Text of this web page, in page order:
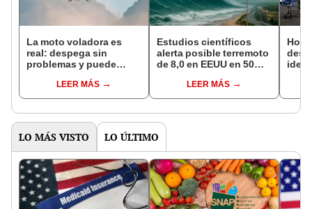
La moto voladora es
real: despega sin
problemas y puede
hasta 200 km/h
LEER MÁS
Estudios científicos
alerta posible terremoto
de 8,0 en EEUU en 50
tsunami de hasta 300
metros
LEER MÁS
LO MÁS VISTO LO ÚLTIMO